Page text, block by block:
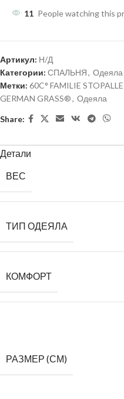
11 People watching this
Артикул: Н/Д
Категории: СПАЛЬНЯ, Одеяла
Метки: 60C° FAMILIE
GERMAN GRASS®, Одеяла
Share:
Детали
ВЕС
ТИП ОДЕЯЛА
КОМФОРТ
РАЗМЕР (СМ)